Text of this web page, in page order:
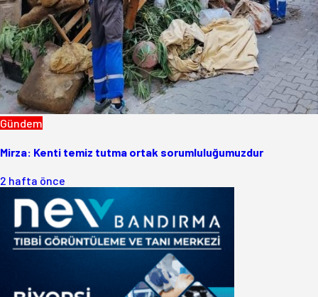
Gündem
Mirza: Kenti temiz tutma ortak sorumluluğumuzdur
2 hafta önce